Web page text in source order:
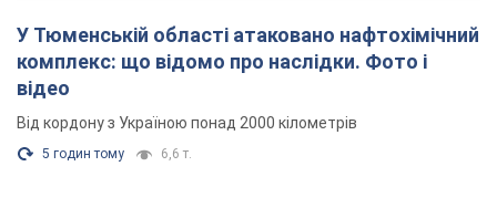
У Тюменській області атаковано нафтохімічний
комплекс: що відомо про наслідки. Фото і
відео
Від кордону з Україною понад 2000 кілометрів
5 годин тому 6,6 т.